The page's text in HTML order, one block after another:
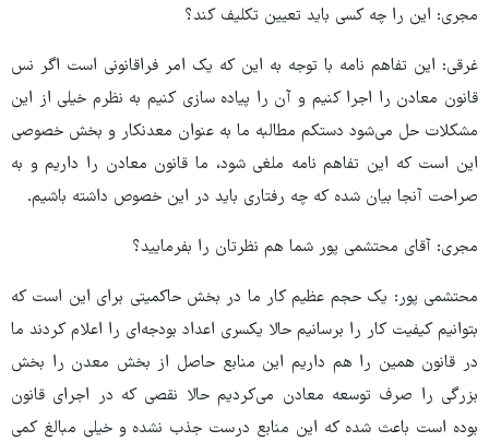
مجری: این را چه کسی باید تعیین تکلیف کند؟
غرقی: این تفاهم نامه با توجه به این که یک امر فراقانونی است اگر نس
قانون معادن را اجرا کنیم و آن را پیاده سازی کنیم به نظرم خیلی از این
مشکلات حل می‌شود دستکم مطالبه ما به عنوان معدنکار و بخش خصوصی
این است که این تفاهم نامه ملغی شود، ما قانون معادن را داریم و به
صراحت آنجا بیان شده که چه رفتاری باید در این خصوص داشته باشیم.
مجری: آقای محتشمی پور شما هم نظرتان را بفرمایید؟
محتشمی پور: یک حجم عظیم کار ما در بخش حاکمیتی برای این است که
بتوانیم کیفیت کار را برسانیم حالا یکسری اعداد بودجه‌ای را اعلام کردند ما
در قانون همین را هم داریم این منابع حاصل از بخش معدن را بخش
بزرگی را صرف توسعه معادن می‌کردیم حالا نقصی که در اجرای قانون
بوده است باعث شده که این منابع درست جذب نشده و خیلی مبالغ کمی